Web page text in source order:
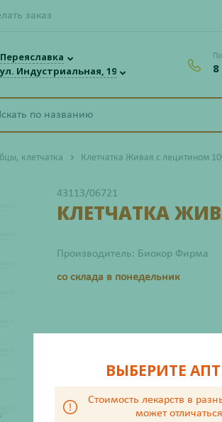
заказ
Переяславка
ул. Индустриальная, 19
клетчатка Клетчатка Живая с лецитином
43113/06721
КЛЕТЧАТКА
Производитель: Биокор Фирма
со склада в понедельник
ВЫБЕРИТЕ
Стоимость лекарств в
может отличаться